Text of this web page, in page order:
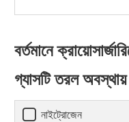
বর্তমানে
গ্যাসটি তরল
নাইট্রোজেন